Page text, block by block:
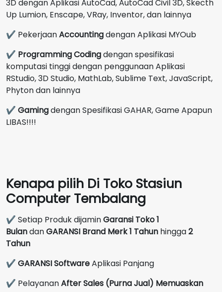
3D dengan Aplikasi AutoCad, AutoCad Civil 3D, Skecth
Up Lumion, Enscape, VRay, Inventor, dan lainnya
✔ PekerjaanAccountingdengan Aplikasi MYOub
✔ Programming Codingdengan spesifikasi
komputasi tinggi dengan penggunaan Aplikasi
RStudio, 3D Studio, MathLab, Sublime Text, JavaScript,
Phyton dan lainnya
✔ Gamingdengan Spesifikasi GAHAR, Game Apapun
LIBAS!!!!
Kenapa pilih Di Toko Stasiun
Computer Tembalang
✔ Setiap Produk dijaminGaransi Toko 1
BulandanGARANSI Brand Merk1 Tahun hingga2
Tahun
✔ GARANSI SoftwareAplikasi Panjang
✔ PelayananAfter Sales (Purna Jual) Memuaskan